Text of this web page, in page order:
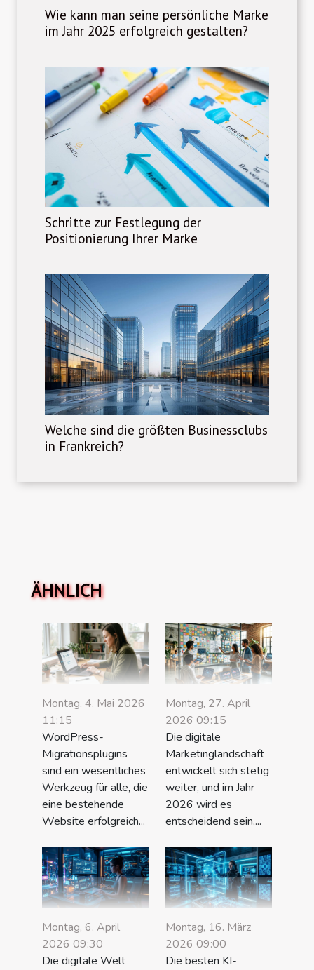
Wie kann man seine persönliche Marke
im Jahr 2025 erfolgreich gestalten?
Schritte zur Festlegung der
Positionierung Ihrer Marke
Welche sind die größten Businessclubs
in Frankreich?
ÄHNLICH
Montag, 4. Mai 2026
11:15
WordPress-
Migrationsplugins
sind ein wesentliches
Werkzeug für alle, die
eine bestehende
Website erfolgreich...
Montag, 27. April
2026 09:15
Die digitale
Marketinglandschaft
entwickelt sich stetig
weiter, und im Jahr
2026 wird es
entscheidend sein,...
Montag, 6. April
2026 09:30
Die digitale Welt
Montag, 16. März
2026 09:00
Die besten KI-